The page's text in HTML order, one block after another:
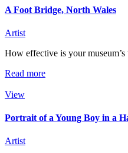
A Foot Bridge, North Wales
Artist
How effective is your
Read more
View
Portrait of a Young Boy in a
Artist